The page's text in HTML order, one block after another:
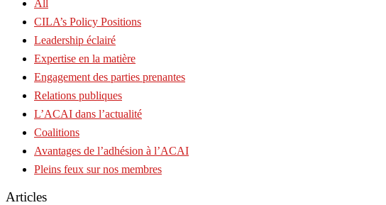
All
CILA’s Policy Positions
Leadership éclairé
Expertise en la matière
Engagement des parties prenantes
Relations publiques
L’ACAI dans l’actualité
Coalitions
Avantages de l’adhésion à l’ACAI
Pleins feux sur nos membres
Articles